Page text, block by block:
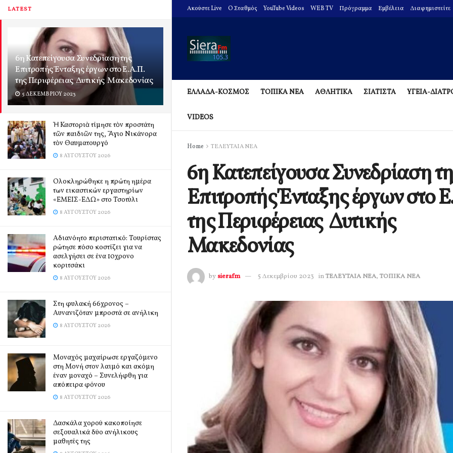
LATEST
6η Κατεπείγουσα Συνεδρίαση της
Επιτροπής Ένταξης έργων στο Ε.Α.Π.
της Περιφέρειας Δυτικής Μακεδονίας
5 ΔΕΚΕΜΒΡΊΟΥ 2023
Ἡ Καστοριὰ τίμησε τὸν προστάτη
τῶν παιδιῶν της, Ἅγιο Νικάνορα
τὸν Θαυματουργό
8 ΑΥΓΟΎΣΤΟΥ 2026
Ολοκληρώθηκε η πρώτη ημέρα
των εικαστικών εργαστηρίων
«ΕΜΕΙΣ-ΕΔΩ» στο Τσοτύλι
8 ΑΥΓΟΎΣΤΟΥ 2026
Αδιανόητο περιστατικό: Τουρίστας
ρώτησε πόσο κοστίζει για να
ασελγήσει σε ένα 10χρονο
κοριτσάκι
8 ΑΥΓΟΎΣΤΟΥ 2026
Στη φυλακή 66χρονος –
Αυνανιζόταν μπροστά σε ανήλικη
8 ΑΥΓΟΎΣΤΟΥ 2026
Μοναχός μαχαίρωσε εργαζόμενο
στη Μονή στον λαιμό και ακόμη
έναν μοναχό – Συνελήφθη για
απόπειρα φόνου
8 ΑΥΓΟΎΣΤΟΥ 2026
Δασκάλα χορού κακοποίησε
σεξουαλικά δύο ανήλικους
μαθητές της
Ακούστε Live O Σταθμός YouTube Videos WEB TV Πρόγραμμα Εμβέλεια Διαφημιστείτε
ΕΛΛΑΔΑ-ΚΟΣΜΟΣ ΤΟΠΙΚΑ ΝΕΑ ΑΘΛΗΤΙΚΑ ΣΙΑΤΙΣΤΑ ΥΓΕΙΑ-
VIDEOS
Home ΤΕΛΕΥΤΑΙΑ ΝΕΑ
6η Κατεπείγουσα Συνεδρίαση
Επιτροπής Ένταξης έργων στο
της Περιφέρειας Δυτικής
Μακεδονίας
by sierafm 5 Δεκεμβρίου 2023 inΤΕΛΕΥΤΑΙΑ ΝΕΑ, ΤΟΠΙΚΑ ΝΕΑ